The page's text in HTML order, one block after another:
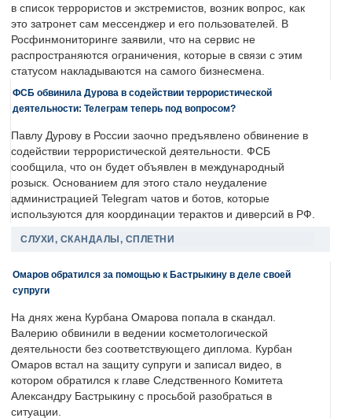
в список террористов и экстремистов, возник вопрос, как
это затронет сам мессенджер и его пользователей. В
Росфинмониторинге заявили, что на сервис не
распространяются ограничения, которые в связи с этим
статусом накладываются на самого бизнесмена.
ФСБ обвинила Дурова в содействии террористической
деятельности: Телеграм теперь под вопросом?
Павлу Дурову в России заочно предъявлено обвинение в
содействии террористической деятельности. ФСБ
сообщила, что он будет объявлен в международный
розыск. Основанием для этого стало неудаление
администрацией Telegram чатов и ботов, которые
используются для координации терактов и диверсий в РФ.
СЛУХИ, СКАНДАЛЫ, СПЛЕТНИ
Омаров обратился за помощью к Бастрыкину в деле своей
супруги
На днях жена Курбана Омарова попала в скандал.
Валерию обвинили в ведении косметологической
деятельности без соответствующего диплома. Курбан
Омаров встал на защиту супруги и записал видео, в
котором обратился к главе Следственного Комитета
Александру Бастрыкину с просьбой разобраться в
ситуации.